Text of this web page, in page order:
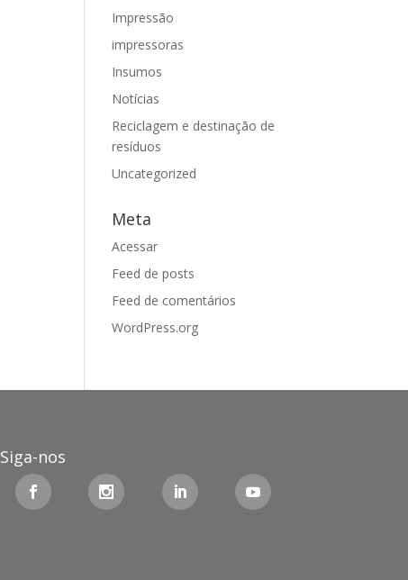
Impressão
impressoras
Insumos
Notícias
Reciclagem e destinação de
resíduos
Uncategorized
Meta
Acessar
Feed de posts
Feed de comentários
WordPress.org
Siga-nos